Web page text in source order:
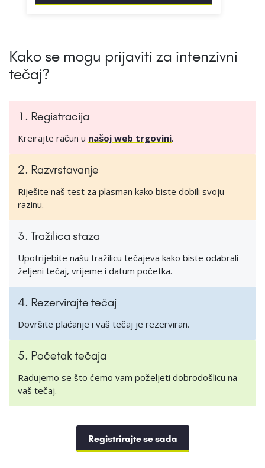
Kako se mogu prijaviti za intenzivni
tečaj?
1. Registracija
Kreirajte račun u našoj web trgovini.
2. Razvrstavanje
Riješite naš test za plasman kako biste dobili svoju
razinu.
3. Tražilica staza
Upotrijebite našu tražilicu tečajeva kako biste odabrali
željeni tečaj, vrijeme i datum početka.
4. Rezervirajte tečaj
Dovršite plaćanje i vaš tečaj je rezerviran.
5. Početak tečaja
Radujemo se što ćemo vam poželjeti dobrodošlicu na
vaš tečaj.
Registrirajte se sada